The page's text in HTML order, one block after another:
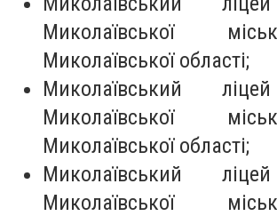
Миколаївської
Миколаївської області;
Миколаївський
Миколаївської
Миколаївської області;
Миколаївський
Миколаївської